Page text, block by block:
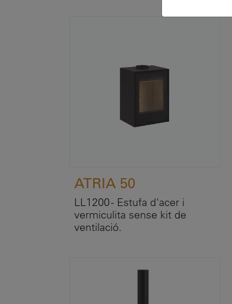
ATRIA 50
LL1200 - Estufa d'acer i
vermiculita sense kit de
ventilació.